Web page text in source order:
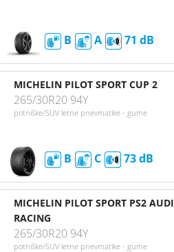
B A 71
MICHELIN PILOT SPORT CUP 2
265/30R20 94Y
potniške/SUV letne pnevmatike - gume
B C 73
MICHELIN PILOT SPORT PS2 AUDI
RACING
265/30R20 94Y
potniške/SUV letne pnevmatike - gume